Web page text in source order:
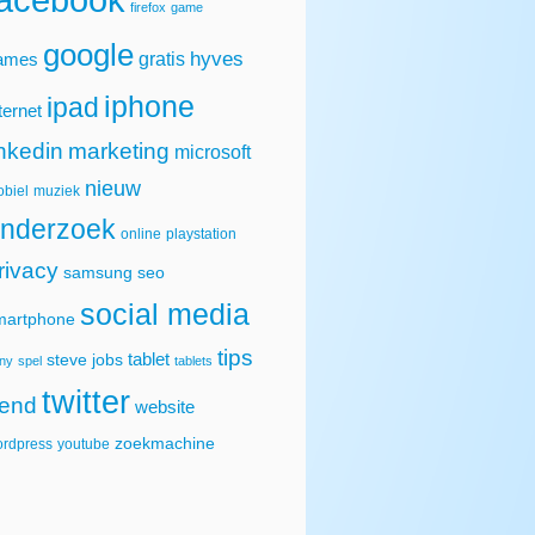
firefox game
google gratis hyves
ipad iphone
marketing microsoft
muziek nieuw
online playstation
samsung seo
social media
spel steve jobs tablet tablets tips
twitter website
youtube zoekmachine